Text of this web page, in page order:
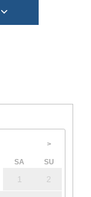
>
SA SU
1 2